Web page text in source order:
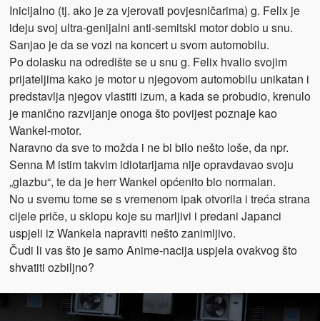
Inicijalno (tj. ako je za vjerovati povjesničarima) g. Felix je
ideju svoj ultra-genijalni anti-semitski motor dobio u snu.
Sanjao je da se vozi na koncert u svom automobilu.
Po dolasku na odredište se u snu g. Felix hvalio svojim
prijateljima kako je motor u njegovom automobilu unikatan i
predstavlja njegov vlastiti izum, a kada se probudio, krenulo
je manično razvijanje onoga što povijest poznaje kao
Wankel-motor.
Naravno da sve to možda i ne bi bilo nešto loše, da npr.
Senna M istim takvim idiotarijama nije opravdavao svoju
„glazbu“, te da je herr Wankel općenito bio normalan.
No u svemu tome se s vremenom ipak otvorila i treća strana
cijele priče, u sklopu koje su marljivi i predani Japanci
uspjeli iz Wankela napraviti nešto zanimljivo.
Čudi li vas što je samo Anime-nacija uspjela ovakvog što
shvatiti ozbiljno?